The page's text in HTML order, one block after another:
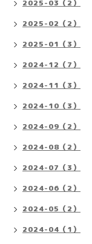
2025-03（2）
2025-02（2）
2025-01（3）
2024-12（7）
2024-11（3）
2024-10（3）
2024-09（2）
2024-08（2）
2024-07（3）
2024-06（2）
2024-05（2）
2024-04（1）